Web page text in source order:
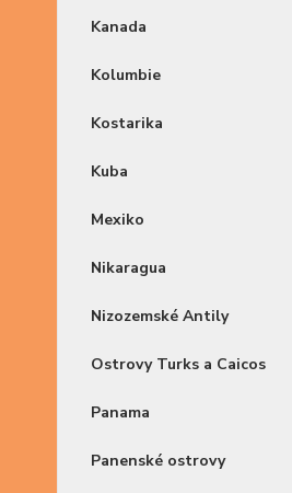
Kanada
Kolumbie
Kostarika
Kuba
Mexiko
Nikaragua
Nizozemské Antily
Ostrovy Turks a Caicos
Panama
Panenské ostrovy